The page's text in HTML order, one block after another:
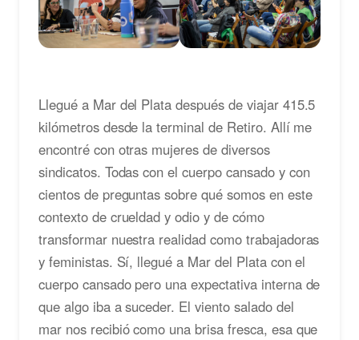
Llegué a Mar del Plata después de viajar 415.5
kilómetros desde la terminal de Retiro. Allí me
encontré con otras mujeres de diversos
sindicatos. Todas con el cuerpo cansado y con
cientos de preguntas sobre qué somos en este
contexto de crueldad y odio y de cómo
transformar nuestra realidad como trabajadoras
y feministas. Sí, llegué a Mar del Plata con el
cuerpo cansado pero una expectativa interna de
que algo iba a suceder. El viento salado del
mar nos recibió como una brisa fresca, esa que